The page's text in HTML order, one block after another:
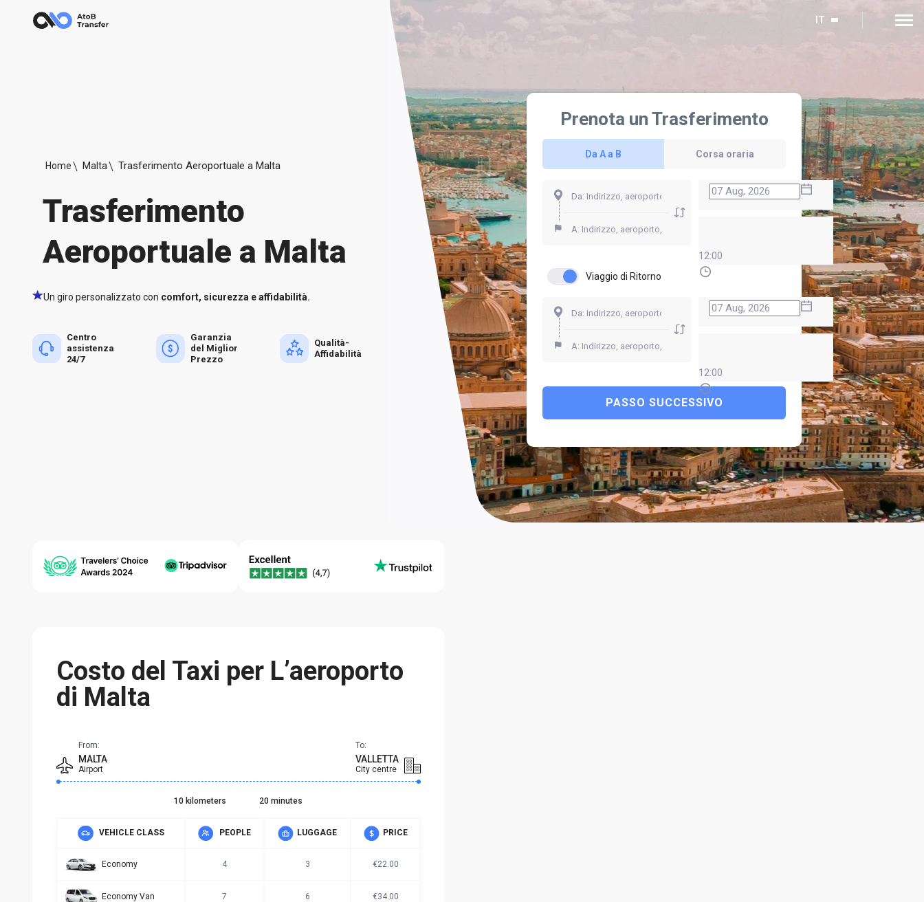
IT
Home Malta Trasferimento Aeroportuale a Malta
Trasferimento
Aeroportuale a Malta
Un giro personalizzato con comfort, sicurezza e affidabilità.
Centro
assistenza
24/7
Garanzia
del Miglior
Prezzo
Qualità-
Affidabilità
Prenota un Trasferimento
Da A a B Corsa oraria
12:00
Viaggio di Ritorno
12:00
PASSO SUCCESSIVO
Costo del Taxi per L’aeroporto
di Malta
From:
MALTA
Airport
To:
VALLETTA
City centre
10 kilometers 20 minutes
VEHICLE CLASS PEOPLE LUGGAGE PRICE
Economy 4 3 €22.00
Economy Van 7 6 €34.00